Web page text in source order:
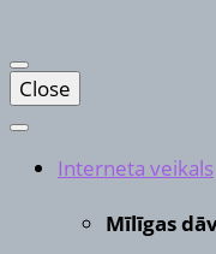
Close
Interneta veikals
Mīlīgas